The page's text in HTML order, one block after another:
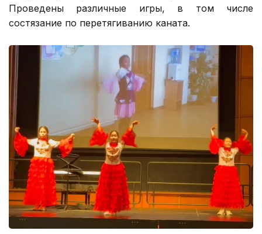
Проведены различные игры, в том числе
состязание по перетягиванию каната.